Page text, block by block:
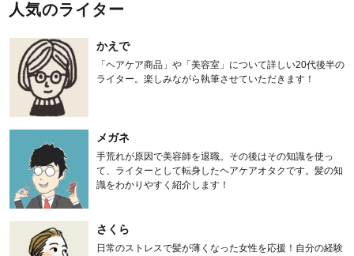
人気のライター
かえで
「ヘアケア商品」や「美容室」について詳しい20代後半の
ライター。楽しみながら執筆させていただきます！
メガネ
手荒れが原因で美容師を退職。その後はその知識を使っ
て、ライターとして転身したヘアケアオタクです。髪の知
識をわかりやすく紹介します！
さくら
日常のストレスで髪が薄くなった女性を応援！自分の経験